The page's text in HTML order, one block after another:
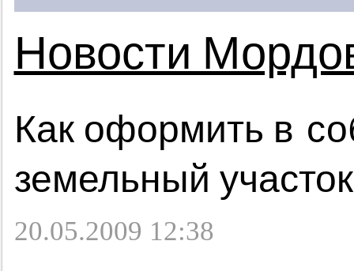
Новости
Как оформить в
земельный
20.05.2009 12:38